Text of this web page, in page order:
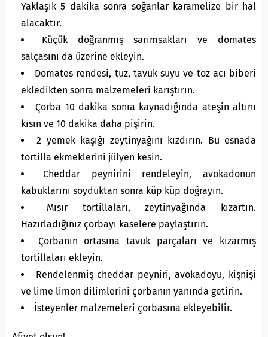
Yaklaşık 5 dakika sonra soğanlar karamelize bir hal
alacaktır.
Küçük doğranmış sarımsakları ve domates
salçasını da üzerine ekleyin.
Domates rendesi, tuz, tavuk suyu ve toz acı biberi
ekledikten sonra malzemeleri karıştırın.
Çorba 10 dakika sonra kaynadığında ateşin altını
kısın ve 10 dakika daha pişirin.
2 yemek kaşığı zeytinyağını kızdırın. Bu esnada
tortilla ekmeklerini jülyen kesin.
Cheddar peynirini rendeleyin, avokadonun
kabuklarını soyduktan sonra küp küp doğrayın.
Mısır tortillaları, zeytinyağında kızartın.
Hazırladığınız çorbayı kaselere paylaştırın.
Çorbanın ortasına tavuk parçaları ve kızarmış
tortillaları ekleyin.
Rendelenmiş cheddar peyniri, avokadoyu, kişnişi
ve lime limon dilimlerini çorbanın yanında getirin.
İsteyenler malzemeleri çorbasına ekleyebilir.